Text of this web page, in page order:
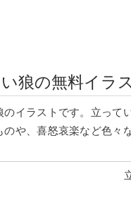
狼の無料イラ
のイラストです。立って
のや、喜怒哀楽など色々